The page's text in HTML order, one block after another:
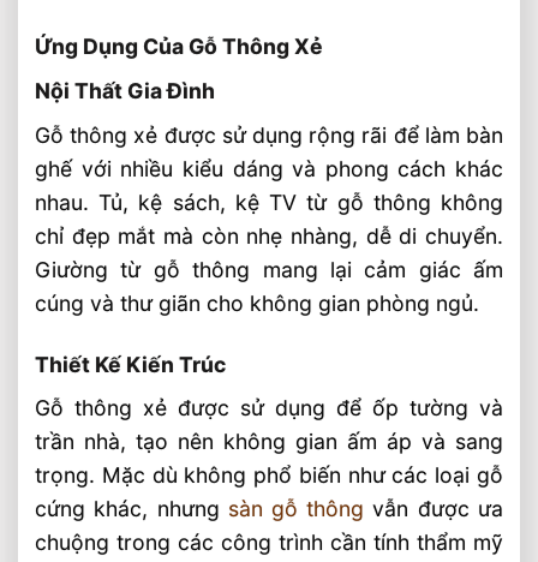
Ứng Dụng Của Gỗ Thông Xẻ
Nội Thất Gia Đình
Gỗ thông xẻ được sử dụng rộng rãi để làm bàn
ghế với nhiều kiểu dáng và phong cách khác
nhau. Tủ, kệ sách, kệ TV từ gỗ thông không
chỉ đẹp mắt mà còn nhẹ nhàng, dễ di chuyển.
Giường từ gỗ thông mang lại cảm giác ấm
cúng và thư giãn cho không gian phòng ngủ.
Thiết Kế Kiến Trúc
Gỗ thông xẻ được sử dụng để ốp tường và
trần nhà, tạo nên không gian ấm áp và sang
trọng. Mặc dù không phổ biến như các loại gỗ
cứng khác, nhưng sàn gỗ thông vẫn được ưa
chuộng trong các công trình cần tính thẩm mỹ